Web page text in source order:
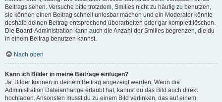
Beitrags sehen. Versuche bitte trotzdem, Smilies nicht zu häufig zu benutzen,
sie können einen Beitrag schnell unlesbar machen und ein Moderator könnte
deshalb deinen Beitrag entsprechend überarbeiten oder gar komplett löschen.
Die Board-Administration kann auch die Anzahl der Smilies begrenzen, die du
in einem Beitrag benutzen kannst.
Nach oben
Kann ich Bilder in meine Beiträge einfügen?
Ja, Bilder können in deinem Beitrag angezeigt werden. Wenn die
Administration Dateianhänge erlaubt hat, kannst du das Bild auch direkt
hochladen. Ansonsten musst du zu einem Bild verlinken, das auf einem